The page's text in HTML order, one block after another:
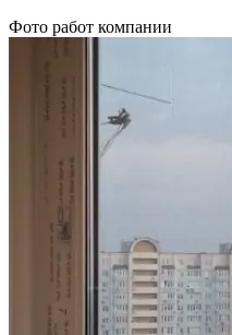
Фото работ компании